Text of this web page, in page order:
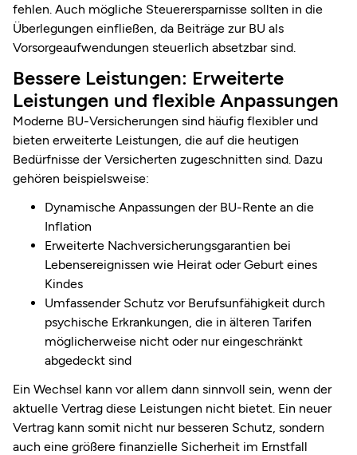
fehlen. Auch mögliche Steuerersparnisse sollten in die
Überlegungen einfließen, da Beiträge zur BU als
Vorsorgeaufwendungen steuerlich absetzbar sind.
Bessere Leistungen: Erweiterte
Leistungen und flexible Anpassungen
Moderne BU-Versicherungen sind häufig flexibler und
bieten erweiterte Leistungen, die auf die heutigen
Bedürfnisse der Versicherten zugeschnitten sind. Dazu
gehören beispielsweise:
Dynamische Anpassungen der BU-Rente an die
Inflation
Erweiterte Nachversicherungsgarantien bei
Lebensereignissen wie Heirat oder Geburt eines
Kindes
Umfassender Schutz vor Berufsunfähigkeit durch
psychische Erkrankungen, die in älteren Tarifen
möglicherweise nicht oder nur eingeschränkt
abgedeckt sind
Ein Wechsel kann vor allem dann sinnvoll sein, wenn der
aktuelle Vertrag diese Leistungen nicht bietet. Ein neuer
Vertrag kann somit nicht nur besseren Schutz, sondern
auch eine größere finanzielle Sicherheit im Ernstfall